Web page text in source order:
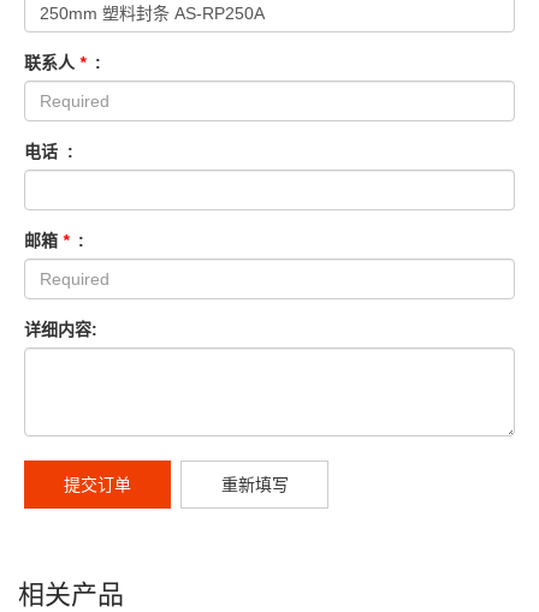
联系人 * :
电话 :
邮箱 * :
详细内容:
提交订单 重新填写
相关产品